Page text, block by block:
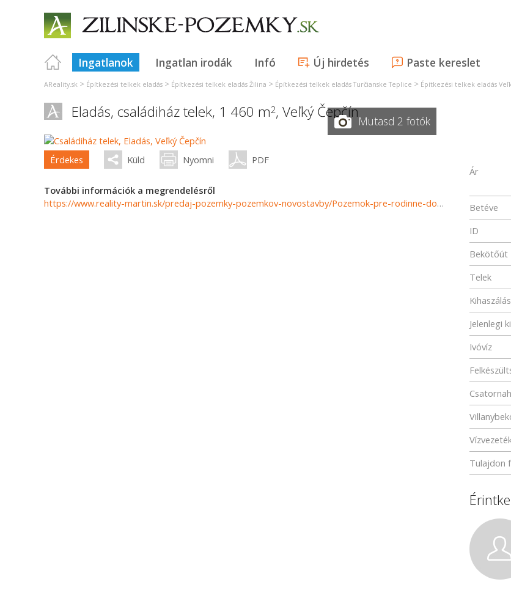
Ingatlanok Ingatlan irodák Infó Új hirdetés Paste kereslet
AReality.sk > Építkezési telkek eladás > Építkezési telkek eladás Žilina > Építkezési telkek eladás Turčianske Teplice > Építkezési telkek eladás
Eladás, családiház telek, 1 460 m2, Veľký ČepčínMutasd 2 fotók
Érdekes Küld Nyomni PDF
További információk a megrendelésről
https://www.reality-martin.sk/predaj-pozemky-pozemkov-novostavby/Pozemok-pre-rodinne-domy-na-predaj-Velky-Cepcin-34786/?utm_source=areality&utm_medium=xml&utm_term=34786&utm_content=chalupa&utm_campaign=portaly
Ár
Betéve
ID
Bekötőút
Telek
Jelenlegi
Ivóvíz
Tulajdon